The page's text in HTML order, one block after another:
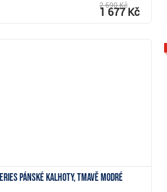
2 690 Kč
1 677 Kč
pánské kalhoty, tmavě modré